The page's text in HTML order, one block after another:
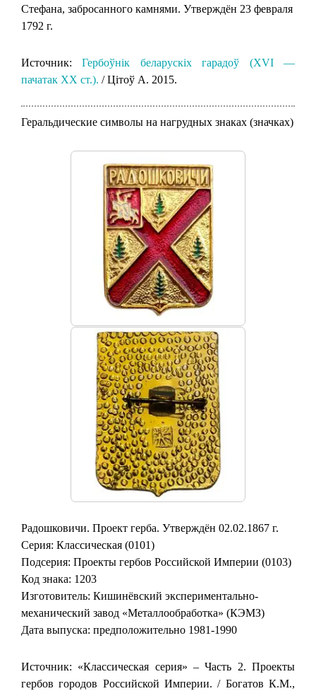
Стефана, забросанного камнями. Утверждён 23 февраля
1792 г.
Источник:Гербоўнік беларускіх гарадоў (XVI —
пачатак XX ст.). / Цітоў А. 2015.
Геральдические символы на нагрудных знаках (значках)
Радошковичи. Проект герба. Утверждён 02.02.1867 г.
Серия: Классическая (0101)
Подсерия: Проекты гербов Российской Империи (0103)
Код знака: 1203
Изготовитель: Кишинёвский экспериментально-
механический завод «Металлообработка» (КЭМЗ)
Дата выпуска: предположительно 1981-1990
Источник: «Классическая серия» – Часть 2. Проекты
гербов городов Российской Империи. / Богатов К.М.,